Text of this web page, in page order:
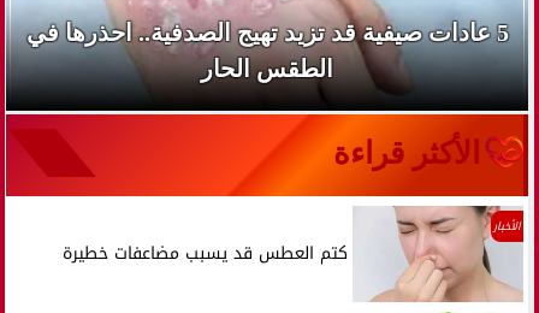
5 عادات صيفية قد تزيد تهيج الصدفية.. احذرها في
الطقس الحار
الأكثر قراءة
الأخبار
كتم العطس قد يسبب مضاعفات خطيرة